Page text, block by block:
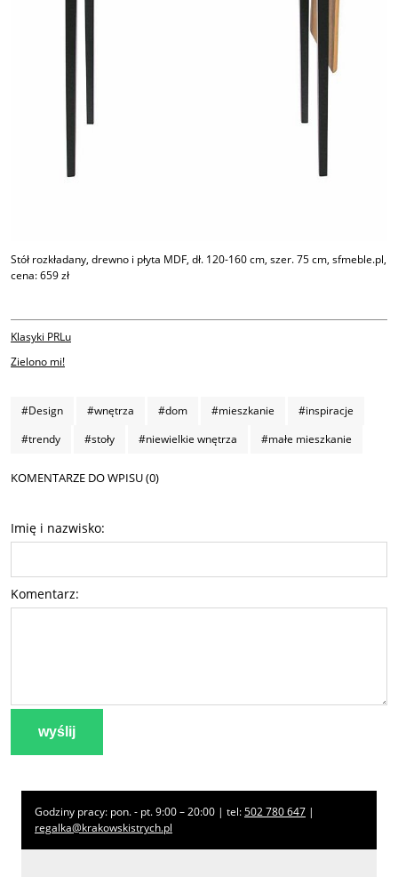
Stół rozkładany, drewno i płyta MDF, dł. 120-160 cm, szer. 75 cm, sfmeble.pl,
cena: 659 zł
Klasyki PRLu
Zielono mi!
#Design #wnętrza #dom #mieszkanie
#inspiracje
#trendy
#stoły #niewielkie wnętrza #małe mieszkanie
KOMENTARZE DO WPISU (0)
Imię i nazwisko:
Komentarz:
wyślij
Godziny pracy: pon. - pt. 9:00 – 20:00 | tel:502 780 647 |
regalka@krakowskistrych.pl